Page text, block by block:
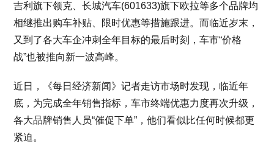
吉利旗下领克、长城汽车(601633)旗下欧拉等多个品牌均
相继推出购车补贴、限时优惠等措施跟进。而临近岁末，
又到了各大车企冲刺全年目标的最后时刻，车市“价格
战”也被推向新一波高峰。
近日，《每日经济新闻》记者走访市场时发现，临近年
底，为完成全年销售指标，车市终端优惠力度再次升级，
各大品牌销售人员“催促下单”，他们看似比任何时候都更
紧迫。